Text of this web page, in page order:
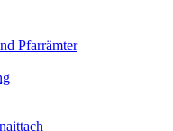
Pfarrämter